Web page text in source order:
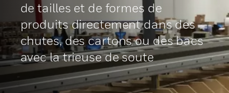
de tailles et de formes de
produits directement dans des
chutes, des cartons ou des bacs
avec la trieuse de soute